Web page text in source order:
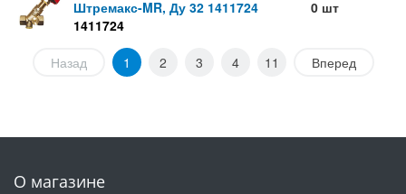
Штремакс-MR, Ду 32 1411724
1411724
0 шт
Назад 1 2 3 4 11 Вперед
О магазине